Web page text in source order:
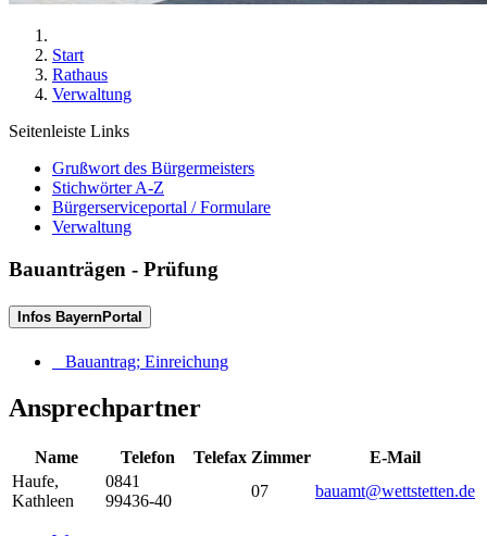
Start
Rathaus
Verwaltung
Seitenleiste Links
Grußwort des Bürgermeisters
Stichwörter A-Z
Bürgerserviceportal / Formulare
Verwaltung
Bauanträgen - Prüfung
Infos BayernPortal
Bauantrag; Einreichung
Ansprechpartner
Name Telefon Telefax Zimmer
E-Mail
Haufe,
Kathleen
0841
99436-40
07 bauamt@wettstetten.de